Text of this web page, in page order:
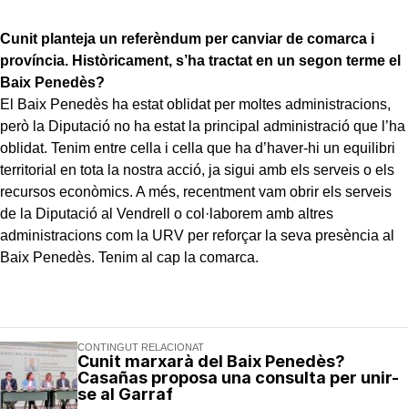
Cunit planteja un referèndum per canviar de comarca i
província. Històricament, s’ha tractat en un segon terme el
Baix Penedès?
El Baix Penedès ha estat oblidat per moltes administracions,
però la Diputació no ha estat la principal administració que l’ha
oblidat. Tenim entre cella i cella que ha d’haver-hi un equilibri
territorial en tota la nostra acció, ja sigui amb els serveis o els
recursos econòmics. A més, recentment vam obrir els serveis
de la Diputació al Vendrell o col·laborem amb altres
administracions com la URV per reforçar la seva presència al
Baix Penedès. Tenim al cap la comarca.
CONTINGUT RELACIONAT
Cunit marxarà del Baix Penedès?
Casañas proposa una consulta per unir-
se al Garraf